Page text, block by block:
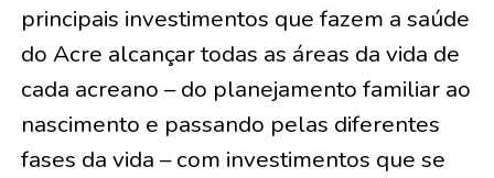
principais investimentos que fazem a saúde
do Acre alcançar todas as áreas da vida de
cada acreano – do planejamento familiar ao
nascimento e passando pelas diferentes
fases da vida – com investimentos que se